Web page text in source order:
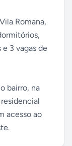
Romana,
e 3 vagas de
bairro, na
acesso ao